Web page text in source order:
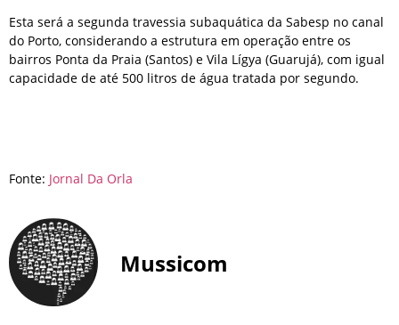
Esta será a segunda travessia subaquática da Sabesp no canal
do Porto, considerando a estrutura em operação entre os
bairros Ponta da Praia (Santos) e Vila Lígya (Guarujá), com igual
capacidade de até 500 litros de água tratada por segundo.
Fonte: Jornal Da Orla
Mussicom